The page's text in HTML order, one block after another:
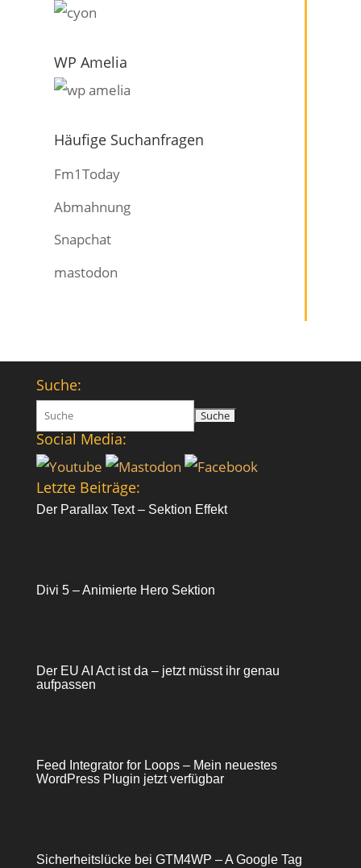
WP Amelia
Häufige Suchanfragen
Fm1Today
Abmahnung
Snapchat
mastodon
Suche:
Suchen
nach:
Social Media:
Letzte Beiträge:
Der Parallax Text – Sektion Effekt
Divi 5 – Animierte Hero Sektion
Der EU AI Act ist da – jetzt müsst ihr genau
aufpassen
Feed Integrator for Loops – Mein neuestes
WordPress Plugin jetzt verfügbar
Sicherheitslücke bei GTM4WP – A Google Tag